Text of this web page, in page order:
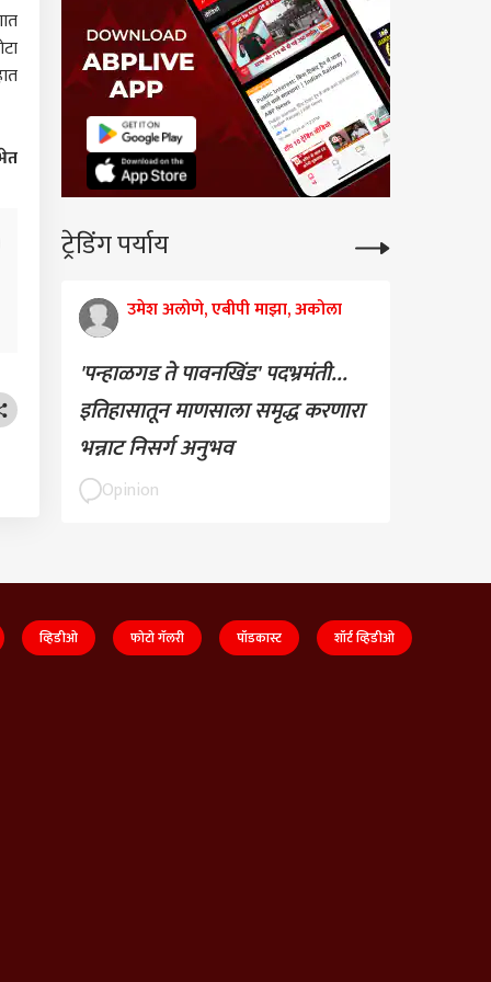
ट्रेडिंग पर्याय
उमेश अलोणे, एबीपी माझा, अकोला
'पन्हाळगड ते पावनखिंड' पदभ्रमंती...
इतिहासातून माणसाला समृद्ध करणारा
भन्नाट निसर्ग अनुभव
Opinion
व्हिडीओ फोटो गॅलरी पॉडकास्ट शॉर्ट व्हिडीओ